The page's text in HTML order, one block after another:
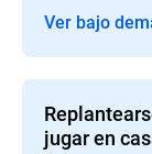
Ver bajo
jugar en